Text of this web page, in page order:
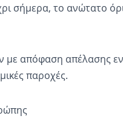
σήμερα, το ανώτατο
απόφαση απέλασης
παροχές.